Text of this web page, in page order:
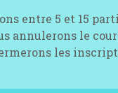
entre 5 et 15
annulerons le
les